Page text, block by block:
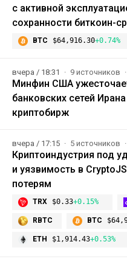
с активной
сохранности биткоин-
BTC $64,916.30+0.74%
вчера / 18:31 9 источников
Минфин США
банковских сетей
криптобирж
вчера / 17:15 5 источников
Криптоиндустрия под
и уязвимость в
потерям
TRX $0.33+0.15%
RBTC BTC
ETH $1,914.43+0.53%